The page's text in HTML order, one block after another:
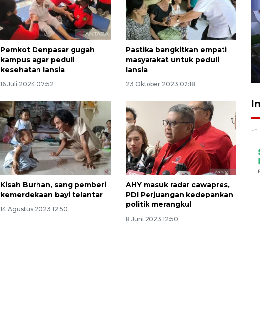
Pemkot Denpasar gugah
kampus agar peduli
kesehatan lansia
16 Juli 2024 07:52
Pastika bangkitkan empati
masyarakat untuk peduli
lansia
23 Oktober 2023 02:18
Kisah Burhan, sang pemberi
kemerdekaan bayi telantar
14 Agustus 2023 12:50
AHY masuk radar cawapres,
PDI Perjuangan kedepankan
politik merangkul
8 Juni 2023 12:50
Polisi tetapkan lima tersangka
pengeroyokan maling ayam di
Tabanan
27 Juli 2026 22:32